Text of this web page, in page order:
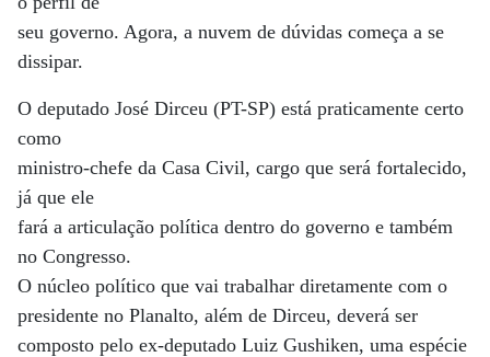
seu governo. Agora, a nuvem de dúvidas começa a se
dissipar.
O deputado José Dirceu (PT-SP) está praticamente certo
como
ministro-chefe da Casa Civil, cargo que será fortalecido,
já que ele
fará a articulação política dentro do governo e também
no Congresso.
O núcleo político que vai trabalhar diretamente com o
presidente no Planalto, além de Dirceu, deverá ser
composto pelo ex-deputado Luiz Gushiken, uma espécie